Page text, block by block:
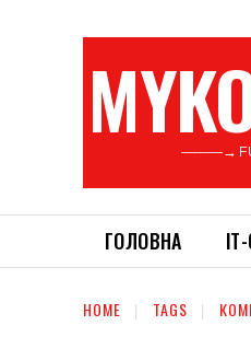
———→
ГОЛОВНА
HOME TAGS